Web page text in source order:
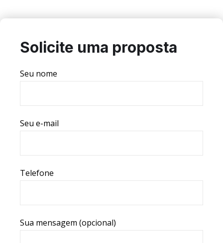
Solicite uma proposta
Seu nome
Seu e-mail
Telefone
Sua mensagem (opcional)